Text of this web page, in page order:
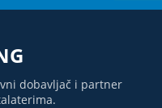
dobavljač i partner